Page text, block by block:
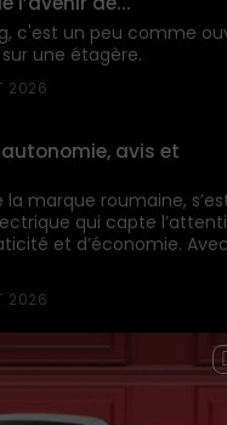
c'est un peu comme
une étagère.
2026
avis et
marque roumaine,
qui capte
et d’économie.
2026